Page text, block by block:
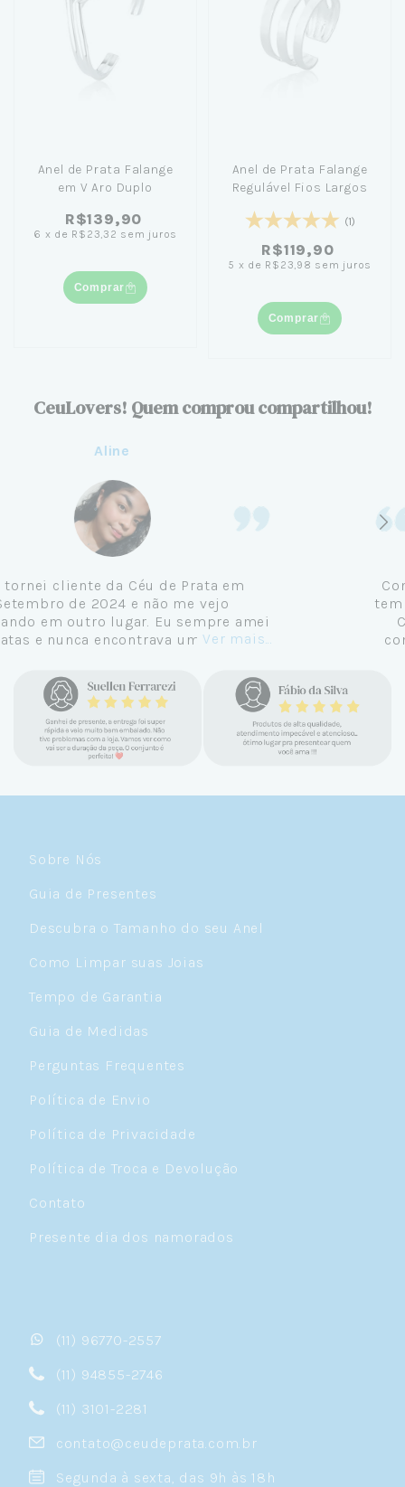
Anel de Prata Falange
em V Aro Duplo
R$139,90
6 x de R$23,32 sem juros
Comprar
Anel de Prata Falange
Regulável Fios Largos
(1)
R$119,90
5 x de R$23,98 sem juros
Comprar
CeuLovers! Quem comprou compartilhou!
Me tornei cliente da Céu de Prata em
Setembro de 2024 e não me vejo
comprando em outro lugar. Eu sempre amei
pratas e nunca encontrava uma loja
encontrar a Céu. Atendimento
personalizado, verdadeiras jóias prata 925,
mimos e brindes incríveis. Virei cliente fiel
e amo demais as pratas que são lindas, tem
um brilho incrível e preço super justo. Fora
Sobre Nós
Guia de Presentes
Descubra o Tamanho do seu Anel
Como Limpar suas Joias
Tempo de Garantia
Guia de Medidas
Perguntas Frequentes
Política de Envio
Política de Privacidade
Política de Troca e Devolução
Contato
Presente dia dos namorados
(11) 96770-2557
(11) 94855-2746
(11) 3101-2281
contato@ceudeprata.com.br
Segunda à sexta, das 9h às 18h